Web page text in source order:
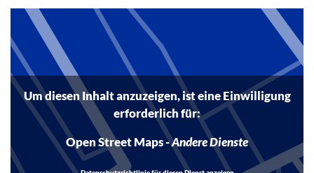
Inhalt
Um diesen Inhalt anzuzeigen, ist eine Einwilligung
erforderlich für:
Open Street Maps-Andere Dienste